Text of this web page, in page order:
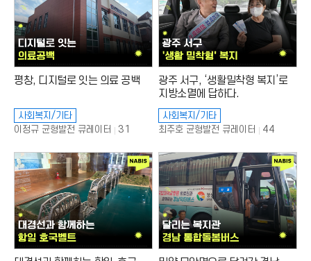
평창, 디지털로 잇는 의료 공백
사회복지/기타
이정규 균형발전 큐레이터
조
:
31
광주 서구, ‘생활밀착형 복지’로
지방소멸에 답하다.
사회복지/기타
최주호 균형발전 큐레이터
조
44